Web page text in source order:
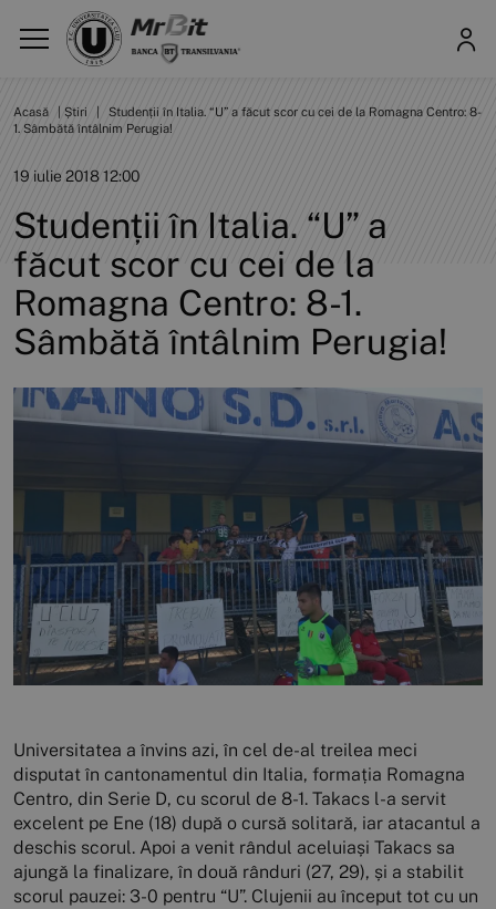
Acasă Știri
Studenții în Italia. “U” a făcut scor cu cei de la Romagna Centro: 8-
1. Sâmbătă întâlnim Perugia!
19 iulie 2018 12:00
Studenții în Italia. “U” a
făcut scor cu cei de la
Romagna Centro: 8-1.
Sâmbătă întâlnim Perugia!
Universitatea a învins azi, în cel de-al treilea meci
disputat în cantonamentul din Italia, formația Romagna
Centro, din Serie D, cu scorul de 8-1. Takacs l-a servit
excelent pe Ene (18) după o cursă solitară, iar atacantul a
deschis scorul. Apoi a venit rândul aceluiași Takacs sa
ajungă la finalizare, în două rânduri (27, 29), și a stabilit
scorul pauzei: 3-0 pentru “U”. Clujenii au început tot cu un